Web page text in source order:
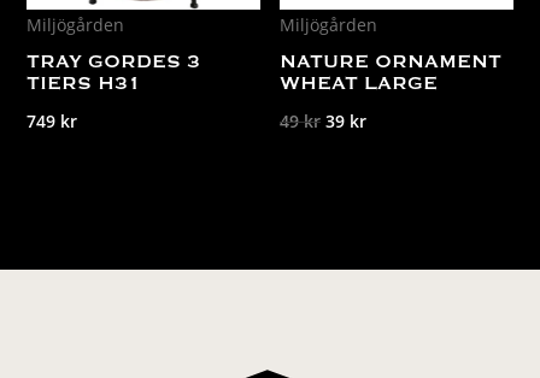
Miljögården
TRAY GORDES 3
TIERS H31
749 kr
Miljögården
NATURE ORNAMENT
WHEAT LARGE
49kr Det
39 krDet